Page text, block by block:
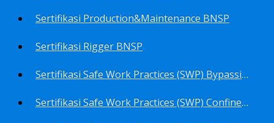
Sertifikasi Production&Maintenance BNSP
Sertifikasi Rigger BNSP
Sertifikasi Safe Work Practices (SWP) Bypassing Critical Protection BNSP
Sertifikasi Safe Work Practices (SWP) Confined Space Entry BNSP